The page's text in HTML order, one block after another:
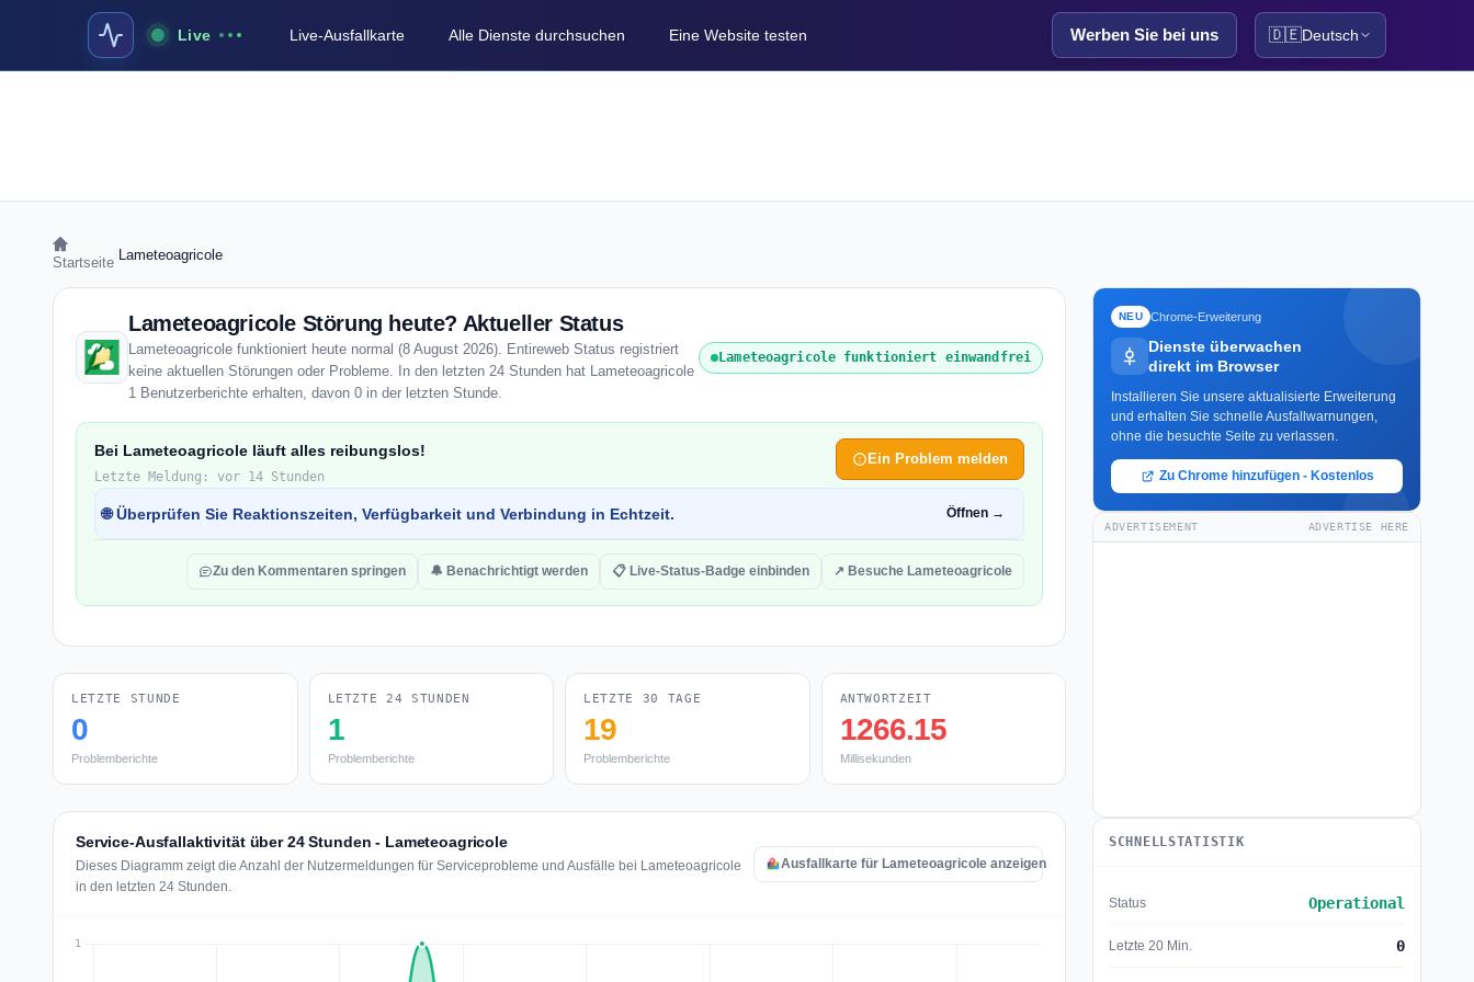
Live Live-Ausfallkarte Alle Dienste durchsuchen Eine Website testen Werben Sie bei uns 🇩🇪Deutsch
Startseite Lameteoagricole
Lameteoagricole Störung heute? Aktueller Status
Lameteoagricole funktioniert heute normal (8 August 2026). Entireweb Status registriert
keine aktuellen Störungen oder Probleme. In den letzten 24 Stunden hat Lameteoagricole
1 Benutzerberichte erhalten, davon 0 in der letzten Stunde.
Lameteoagricole funktioniert einwandfrei
Bei Lameteoagricole läuft alles reibungslos!
Letzte Meldung: vor 14 Stunden
Ein Problem melden
🌐 Überprüfen Sie Reaktionszeiten, Verfügbarkeit und Verbindung in Echtzeit. Öffnen →
Zu den Kommentaren springen 🔔 Benachrichtigt werden 📋 Live-Status-Badge einbinden ↗ Besuche Lameteoagricole
LETZTE STUNDE
0
Problemberichte
LETZTE 24 STUNDEN
1
Problemberichte
LETZTE 30 TAGE
19
Problemberichte
ANTWORTZEIT
1266.15
Millisekunden
Service-Ausfallaktivität über 24 Stunden - Lameteoagricole
Dieses Diagramm zeigt die Anzahl der Nutzermeldungen für Serviceprobleme und Ausfälle bei Lameteoagricole
in den letzten 24 Stunden.
Ausfallkarte für Lameteoagricole anzeigen
NEU Chrome-Erweiterung
Dienste überwachen
direkt im Browser
Installieren Sie unsere aktualisierte Erweiterung
und erhalten Sie schnelle Ausfallwarnungen,
ohne die besuchte Seite zu verlassen.
Zu Chrome hinzufügen - Kostenlos
ADVERTISEMENT ADVERTISE HERE
SCHNELLSTATISTIK
Status Operational
Letzte 20 Min. 0